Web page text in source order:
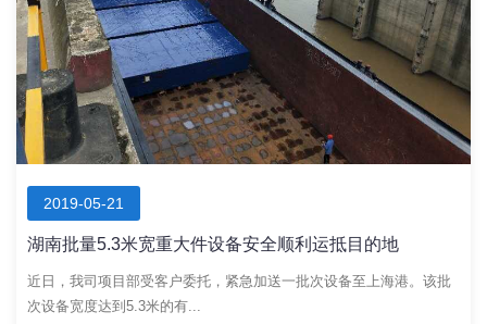
2019-05-21
湖南批量5.3米宽重大件设备安全顺利运抵目的地
近日，我司项目部受客户委托，紧急加送一批次设备至上海港。该批
次设备宽度达到5.3米的有...